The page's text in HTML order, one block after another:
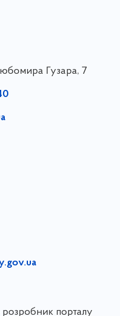
Гузара, 7
порталу